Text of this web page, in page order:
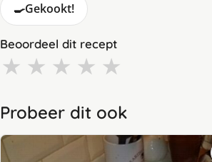
🍳Gekookt!
Beoordeel dit recept
★ ★ ★ ★ ★
Probeer dit ook